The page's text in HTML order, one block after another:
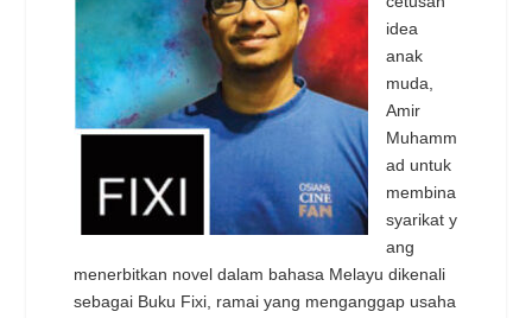
idea
anak
muda,
Amir
Muhamm
ad untuk
membina
syarikat y
ang
menerbitkan novel dalam bahasa Melayu dikenali
sebagai Buku Fixi, ramai yang menganggap usaha